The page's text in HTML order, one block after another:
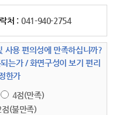
처 : 041-940-2754
사용 편의성에 만족하십니까?
는가 / 화면구성이 보기 편리
한가
4점(만족)
점(불만족)